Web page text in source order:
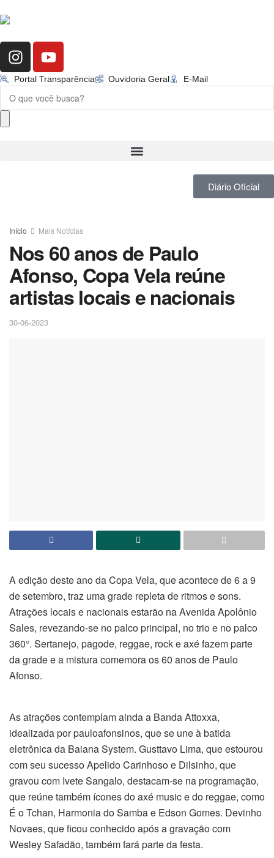
Portal Transparência Ouvidoria Geral E-Mail
Diário Oficial
Início Mais Notícias
Nos 60 anos de Paulo
Afonso, Copa Vela reúne
artistas locais e nacionais
30-06-2023
A edição deste ano da Copa Vela, que acontece de 6 a 9
de setembro, traz uma grade repleta de ritmos e sons.
Atrações locais e nacionais estarão na Avenida Apolônio
Sales, revezando-se no palco principal, no trio e no palco
360°. Sertanejo, pagode, reggae, rock e axé fazem parte
da grade e a mistura comemora os 60 anos de Paulo
Afonso.
As atrações contemplam ainda a Banda Attoxxa,
idealizada por pauloafonsinos, que se une à batida
eletrônica da Baiana System. Gusttavo Lima, que estourou
com seu sucesso Apelido Carinhoso e Dilsinho, que
gravou com Ivete Sangalo, destacam-se na programação,
que reúne também ícones do axé music e do reggae, como
É o Tchan, Harmonia do Samba e Edson Gomes. Devinho
Novaes, que ficou conhecido após a gravação com
Wesley Safadão, também fará parte da festa.